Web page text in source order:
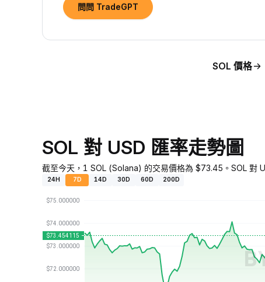
問問 TradeGPT
SOL 價格
SOL 對 USD 匯率走勢圖
截至今天，1 SOL (Solana) 的交易價格為 $73.45。SOL
24H 7D 14D 30D 60D 200D